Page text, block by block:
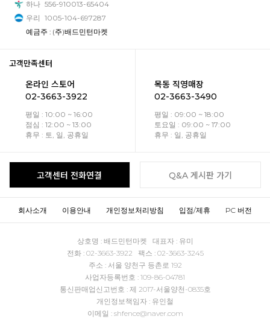
하나 556-910013-65404
우리 1005-104-697287
예금주 : (주)배드민턴마켓
고객만족센터
온라인 스토어
02-3663-3922
평일 : 10:00 ~ 16:00
점심 : 12:00 ~ 13:00
휴무 : 토, 일, 공휴일
목동 직영매장
02-3663-3490
평일 : 09:00 ~ 18:00
토요일 : 09:00 ~ 17:00
휴무 : 일, 공휴일
고객센터 전화연결 Q&A 게시판 가기
회사소개 이용안내 개인정보처리방침 입점/제휴 PC 버전
상호명 : 배드민턴마켓 대표자 : 유미
전화 : 02-3663-3922 팩스 : 02-3663-3245
주소 : 서울 양천구 등촌로 192
사업자등록번호 : 109-86-04781
통신판매업신고번호 : 제 2017-서울양천-0835호
개인정보책임자 : 유인철
이메일 : shfence@naver.com